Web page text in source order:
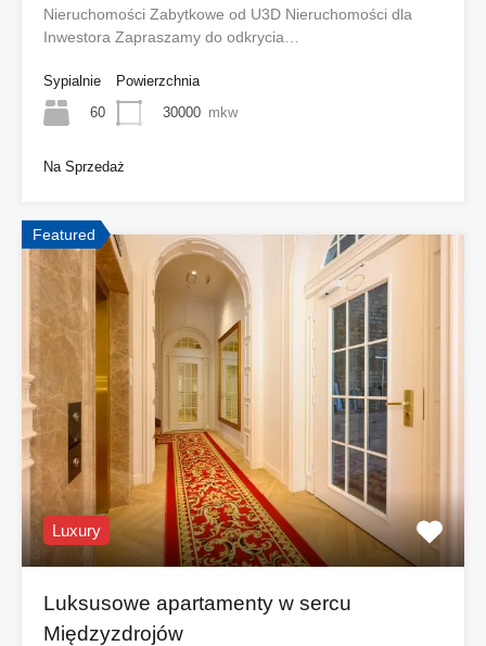
Nieruchomości Zabytkowe od U3D Nieruchomości dla
Inwestora Zapraszamy do odkrycia…
Sypialnie
60
Powierzchnia
30000 mkw
Na Sprzedaż
Featured
Luxury
Luksusowe apartamenty w sercu
Międzyzdrojów